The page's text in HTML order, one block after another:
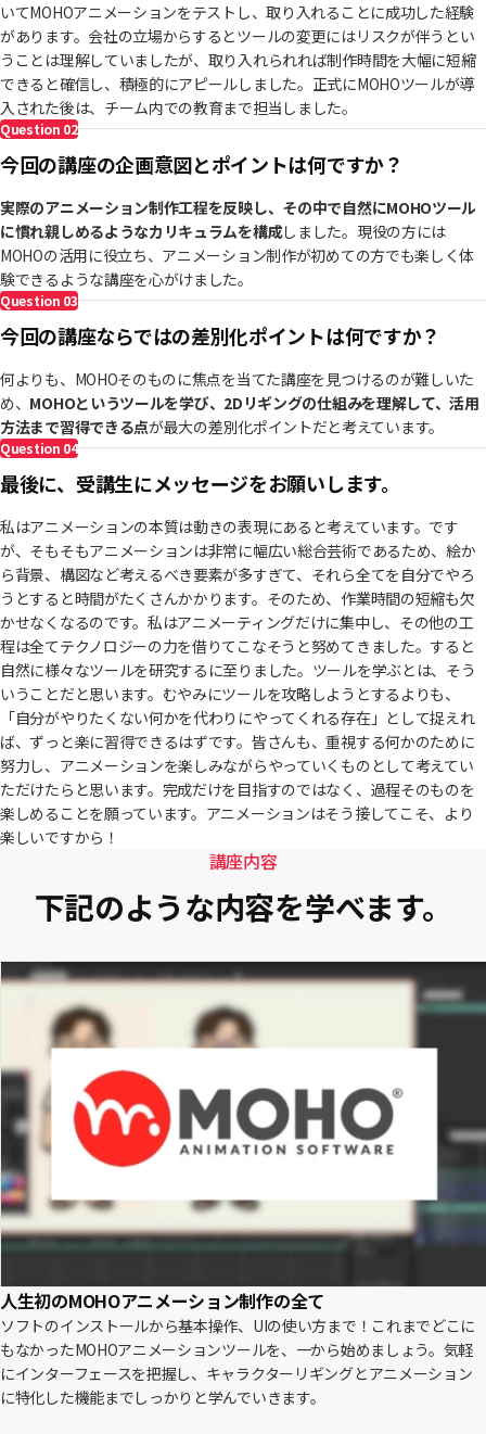
いてMOHOアニメーションをテストし、取り入れることに成功した経験
があります。会社の立場からするとツールの変更にはリスクが伴うとい
うことは理解していましたが、取り入れられれば制作時間を大幅に短縮
できると確信し、積極的にアピールしました。正式にMOHOツールが導
入された後は、チーム内での教育まで担当しました。
Question 02
今回の講座の企画意図とポイントは何ですか？
実際のアニメーション制作工程を反映し、その中で自然にMOHOツール
に慣れ親しめるようなカリキュラムを構成しました。現役の方には
MOHOの活用に役立ち、アニメーション制作が初めての方でも楽しく体
験できるような講座を心がけました。
Question 03
今回の講座ならではの差別化ポイントは何ですか？
何よりも、MOHOそのものに焦点を当てた講座を見つけるのが難しいた
め、 MOHOというツールを学び、2Dリギングの仕組みを理解して、活用
方法まで習得できる点が最大の差別化ポイントだと考えています。
Question 04
最後に、受講生にメッセージをお願いします。
私はアニメーションの本質は動きの表現にあると考えています。です
が、そもそもアニメーションは非常に幅広い総合芸術であるため、絵か
ら背景、構図など考えるべき要素が多すぎて、それら全てを自分でやろ
うとすると時間がたくさんかかります。そのため、作業時間の短縮も欠
かせなくなるのです。私はアニメーティングだけに集中し、その他の工
程は全てテクノロジーの力を借りてこなそうと努めてきました。すると
自然に様々なツールを研究するに至りました。ツールを学ぶとは、そう
いうことだと思います。むやみにツールを攻略しようとするよりも、
「自分がやりたくない何かを代わりにやってくれる存在」として捉えれ
ば、ずっと楽に習得できるはずです。皆さんも、重視する何かのために
努力し、アニメーションを楽しみながらやっていくものとして考えてい
ただけたらと思います。完成だけを目指すのではなく、過程そのものを
楽しめることを願っています。アニメーションはそう接してこそ、より
楽しいですから！
講座内容
下記のような内容を学べます。
人生初のMOHOアニメーション制作の全て
ソフトのインストールから基本操作、UIの使い方まで！これまでどこに
もなかったMOHOアニメーションツールを、一から始めましょう。気軽
にインターフェースを把握し、キャラクターリギングとアニメーション
に特化した機能までしっかりと学んでいきます。